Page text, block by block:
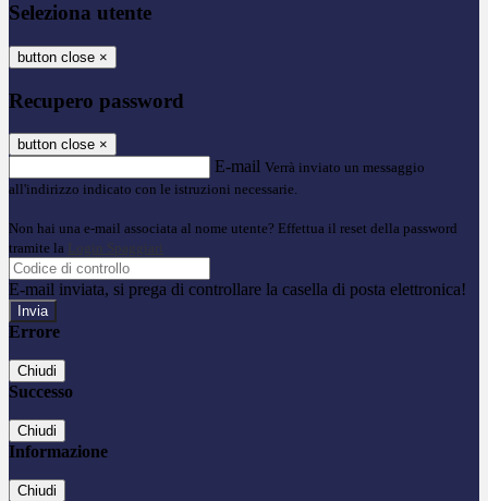
Seleziona utente
button close ×
Recupero password
button close ×
E-mail Verrà inviato un messaggio
all'indirizzo indicato con le istruzioni necessarie.
Non hai una e-mail associata al nome utente? Effettua il reset della password
tramite la Login Spaggiari
E-mail inviata, si prega di controllare la casella di posta elettronica!
Errore
Chiudi
Successo
Chiudi
Informazione
Chiudi